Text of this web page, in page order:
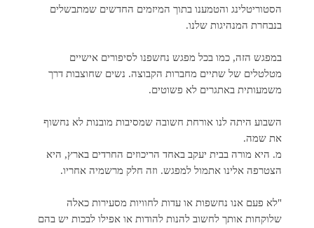
הסטוריטלינג והטמענו בתוך המיזמים החדשים שמתבשלים
בנבחרת המנהיגות שלנו.
במפגש הזה, כמו בכל מפגש נחשפנו לסיפורים אישיים
מטלטלים של שתיים מחברות הקבוצה. נשים שחוצבות דרך
משמעותית באתגרים לא פשוטים.
השבוע היתה לנו אורחת חשובה שמסיבות מובנות לא נחשוף
את שמה.
מ. היא מורה בבית יעקב באחד הריכוזים החרדים בארץ, היא
הצטרפה אלינו אתמול למפגש. וזה חלק מרשמיה אחריו.
"לא פעם אנו נחשפות או עדות לחוויות מסעירות כאלה
שלוקחות אותך לחשוב להנות להודות או אפילו לבכות יש בהם